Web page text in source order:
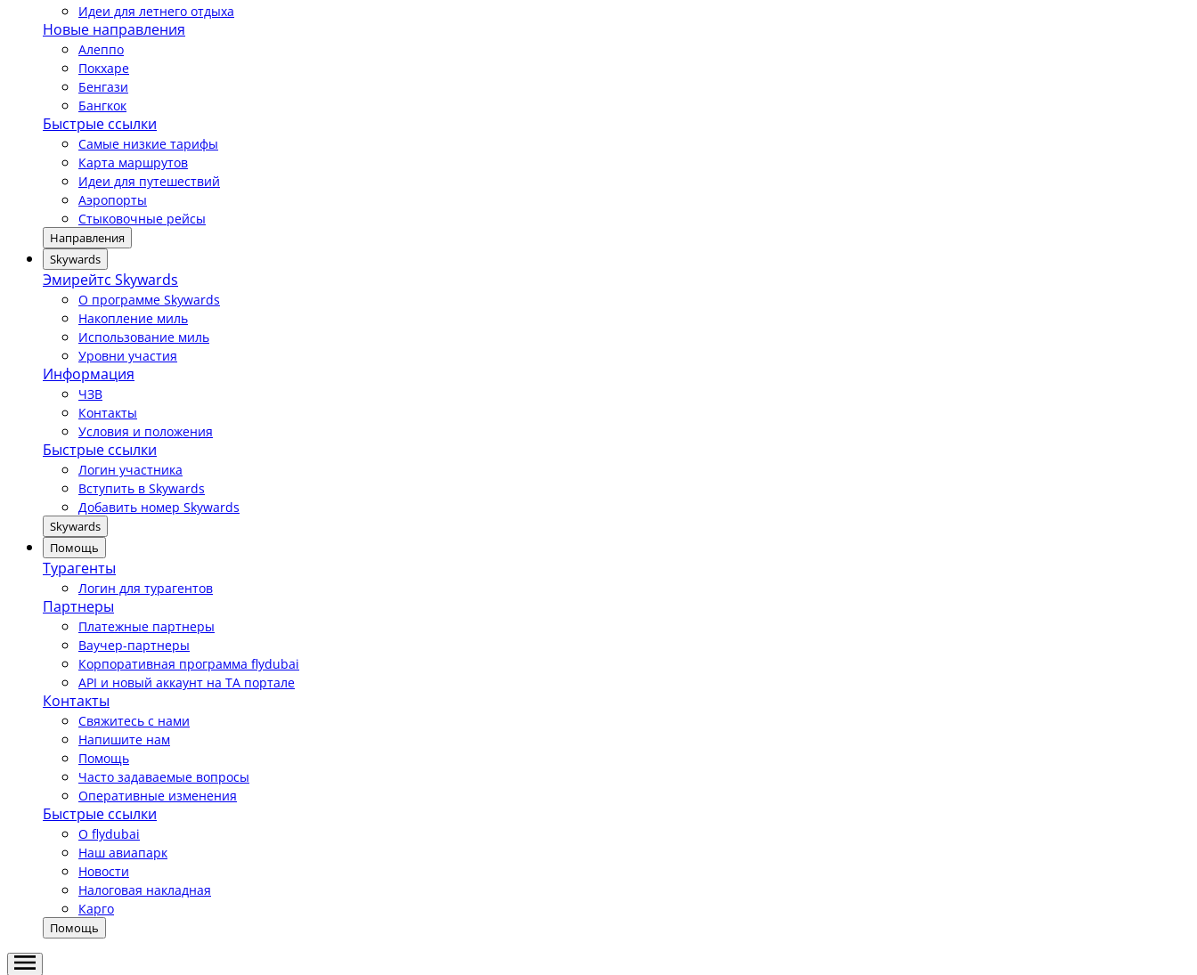
Идеи для летнего отдыха
Новые направления
Алеппо
Покхаре
Бенгази
Бангкок
Быстрые ссылки
Самые низкие тарифы
Карта маршрутов
Идеи для путешествий
Аэропорты
Стыковочные рейсы
Направления
Skywards
Эмирейтс Skywards
О программе Skywards
Накопление миль
Использование миль
Уровни участия
Информация
ЧЗВ
Контакты
Условия и положения
Быстрые ссылки
Логин участника
Вступить в Skywards
Добавить номер Skywards
Skywards
Помощь
Турагенты
Логин для турагентов
Партнеры
Платежные партнеры
Ваучер-партнеры
Корпоративная программа flydubai
API и новый аккаунт на TA портале
Контакты
Свяжитесь с нами
Напишите нам
Помощь
Часто задаваемые вопросы
Оперативные изменения
Быстрые ссылки
О flydubai
Наш авиапарк
Новости
Налоговая накладная
Карго
Помощь